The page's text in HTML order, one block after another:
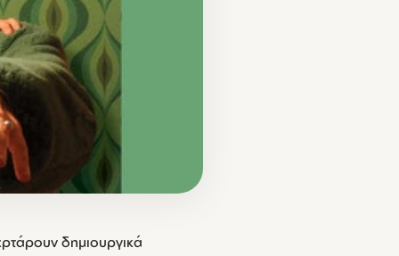
δημιουργικά